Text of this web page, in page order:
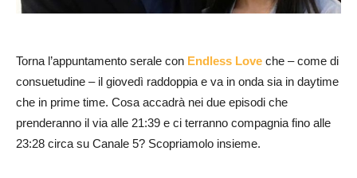
Torna l’appuntamento serale con Endless Love che – come di
consuetudine – il giovedì raddoppia e va in onda sia in daytime
che in prime time. Cosa accadrà nei due episodi che
prenderanno il via alle 21:39 e ci terranno compagnia fino alle
23:28 circa su Canale 5? Scopriamolo insieme.